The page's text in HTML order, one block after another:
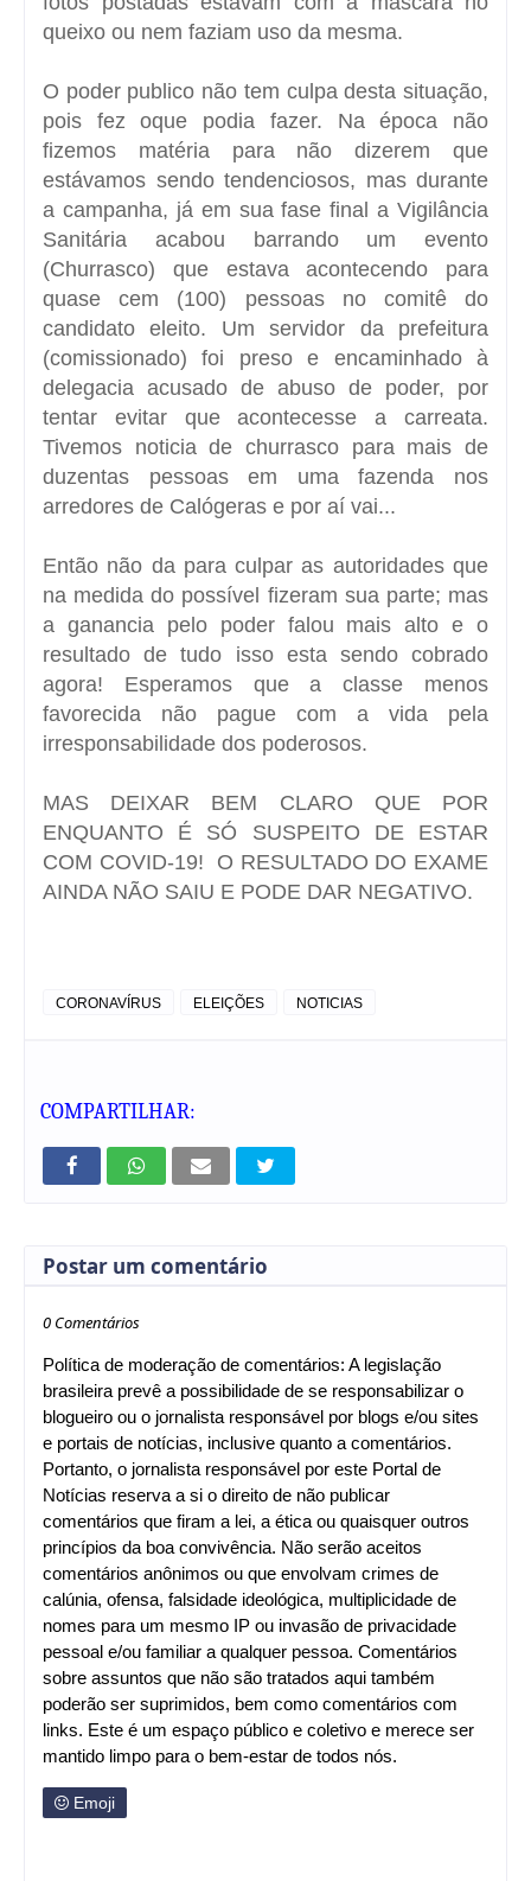
queixo ou nem faziam uso da mesma.
O poder publico não tem culpa desta situação,
pois fez oque podia fazer. Na época não
fizemos matéria para não dizerem que
estávamos sendo tendenciosos, mas durante
a campanha, já em sua fase final a Vigilância
Sanitária acabou barrando um evento
(Churrasco) que estava acontecendo para
quase cem (100) pessoas no comitê do
candidato eleito. Um servidor da prefeitura
(comissionado) foi preso e encaminhado à
delegacia acusado de abuso de poder, por
tentar evitar que acontecesse a carreata.
Tivemos noticia de churrasco para mais de
duzentas pessoas em uma fazenda nos
arredores de Calógeras e por aí vai...
Então não da para culpar as autoridades que
na medida do possível fizeram sua parte; mas
a ganancia pelo poder falou mais alto e o
resultado de tudo isso esta sendo cobrado
agora! Esperamos que a classe menos
favorecida não pague com a vida pela
irresponsabilidade dos poderosos.
MAS DEIXAR BEM CLARO QUE POR
ENQUANTO É SÓ SUSPEITO DE ESTAR
COM COVID-19! O RESULTADO DO EXAME
AINDA NÃO SAIU E PODE DAR NEGATIVO.
CORONAVÍRUS ELEIÇÕES NOTICIAS
COMPARTILHAR:
Postar um comentário
0 Comentários
Política de moderação de comentários: A legislação
brasileira prevê a possibilidade de se responsabilizar o
blogueiro ou o jornalista responsável por blogs e/ou sites
e portais de notícias, inclusive quanto a comentários.
Portanto, o jornalista responsável por este Portal de
Notícias reserva a si o direito de não publicar
comentários que firam a lei, a ética ou quaisquer outros
princípios da boa convivência. Não serão aceitos
comentários anônimos ou que envolvam crimes de
calúnia, ofensa, falsidade ideológica, multiplicidade de
nomes para um mesmo IP ou invasão de privacidade
pessoal e/ou familiar a qualquer pessoa. Comentários
sobre assuntos que não são tratados aqui também
poderão ser suprimidos, bem como comentários com
links. Este é um espaço público e coletivo e merece ser
mantido limpo para o bem-estar de todos nós.
Emoji